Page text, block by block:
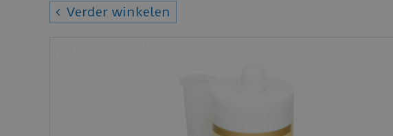
Verder winkelen